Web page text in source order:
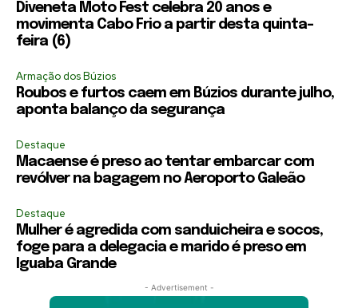
Diveneta Moto Fest celebra 20 anos e
movimenta Cabo Frio a partir desta quinta-
feira (6)
Armação dos Búzios
Roubos e furtos caem em Búzios durante julho,
aponta balanço da segurança
Destaque
Macaense é preso ao tentar embarcar com
revólver na bagagem no Aeroporto Galeão
Destaque
Mulher é agredida com sanduicheira e socos,
foge para a delegacia e marido é preso em
Iguaba Grande
- Advertisement -